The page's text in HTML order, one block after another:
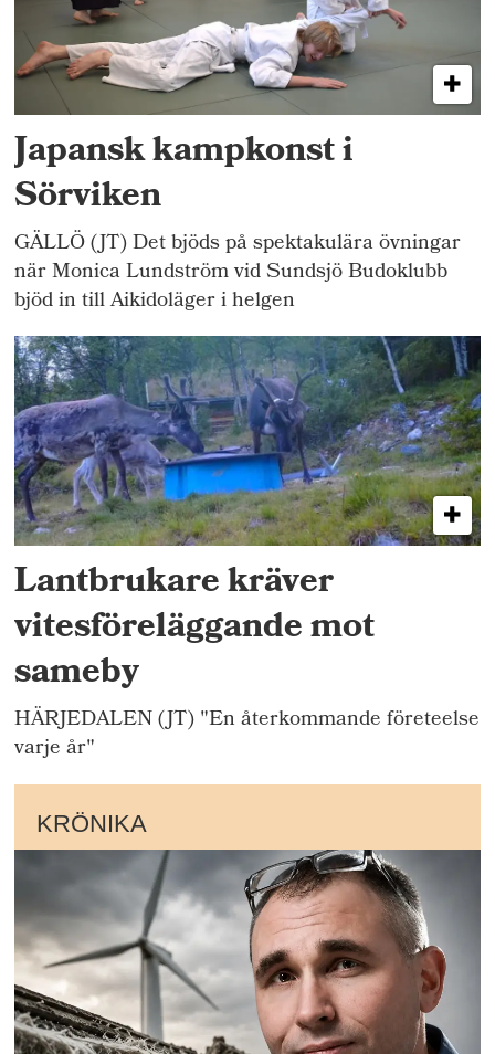
Japansk kampkonst i
Sörviken
GÄLLÖ (JT) Det bjöds på spektakulära övningar
när Monica Lundström vid Sundsjö Budoklubb
bjöd in till Aikidoläger i helgen
Lantbrukare kräver
vitesföreläggande mot
sameby
HÄRJEDALEN (JT) "En återkommande företeelse
varje år"
KRÖNIKA